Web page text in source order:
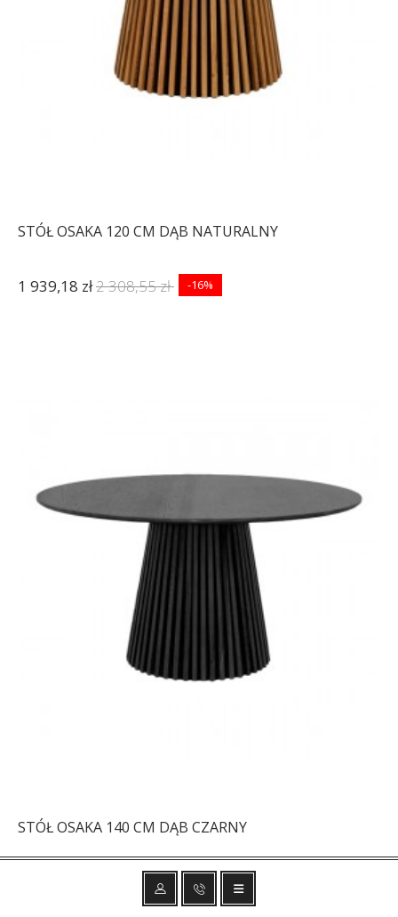
STÓŁ OSAKA 120 CM DĄB NATURALNY
1 939,18 zł2 308,55 zł -16%
STÓŁ OSAKA 140 CM DĄB CZARNY
3 368,40 zł -16%